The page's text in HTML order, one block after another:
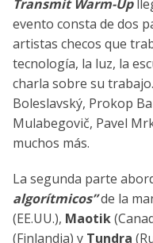
Transmit Warm-Up
evento consta de dos
artistas checos que
tecnología, la luz, la
charla sobre su
Boleslavský, Prokop
Mulabegovič, Pavel
muchos más.
La segunda parte
algorítmicos”de la
(EE.UU.), Maotik
(Finlandia) y Tundra